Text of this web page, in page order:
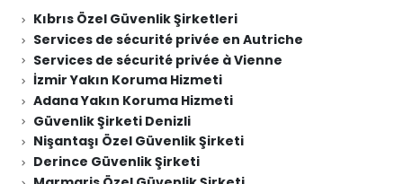
Kıbrıs Özel Güvenlik Şirketleri
Services de sécurité privée en Autriche
Services de sécurité privée à Vienne
İzmir Yakın Koruma Hizmeti
Adana Yakın Koruma Hizmeti
Güvenlik Şirketi Denizli
Nişantaşı Özel Güvenlik Şirketi
Derince Güvenlik Şirketi